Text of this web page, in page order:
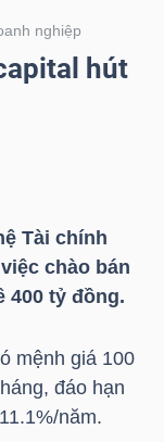
nghiệp
hút
Tài chính
chào bán
400 tỷ đồng.
mệnh giá 100
đáo hạn
năm.